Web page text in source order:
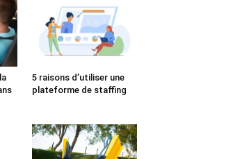
5 raisons d’utiliser une
plateforme de staffing